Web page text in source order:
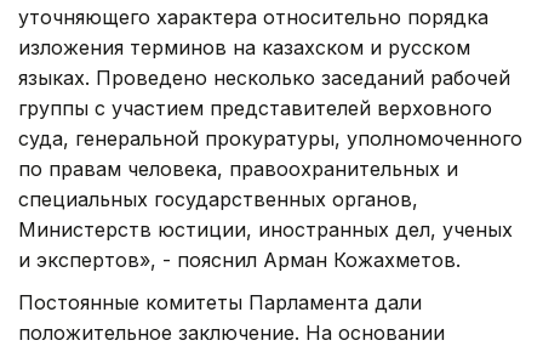
уточняющего характера относительно порядка
изложения терминов на казахском и русском
языках. Проведено несколько заседаний рабочей
группы с участием представителей верховного
суда, генеральной прокуратуры, уполномоченного
по правам человека, правоохранительных и
специальных государственных органов,
Министерств юстиции, иностранных дел, ученых
и экспертов», - пояснил Арман Кожахметов.
Постоянные комитеты Парламента дали
положительное заключение. На основании